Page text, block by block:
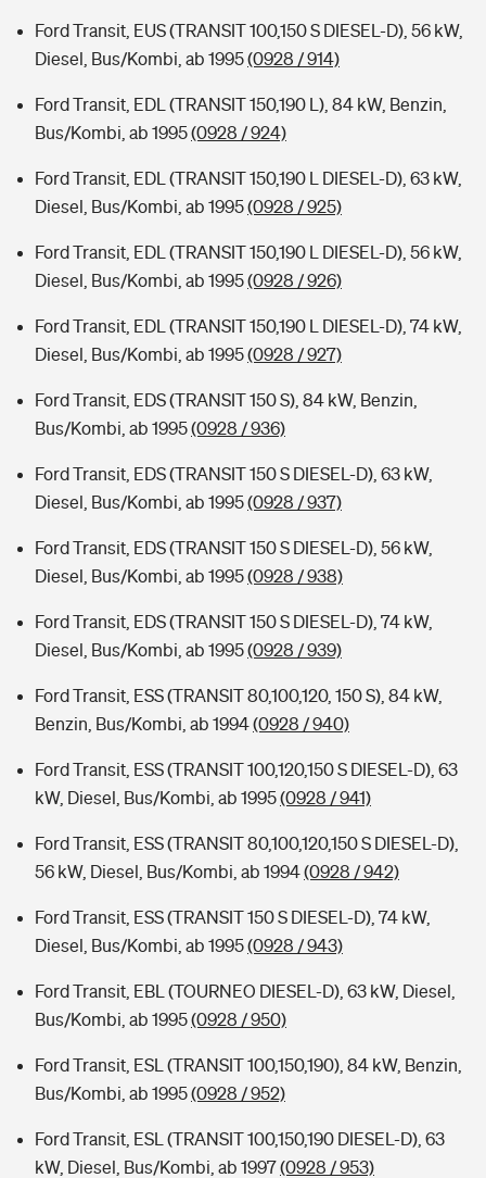
Ford Transit, EUS (TRANSIT 100,150 S DIESEL-D), 56 kW,
Diesel, Bus/Kombi, ab 1995(0928 / 914)
Ford Transit, EDL (TRANSIT 150,190 L), 84 kW, Benzin,
Bus/Kombi, ab 1995(0928 / 924)
Ford Transit, EDL (TRANSIT 150,190 L DIESEL-D), 63 kW,
Diesel, Bus/Kombi, ab 1995(0928 / 925)
Ford Transit, EDL (TRANSIT 150,190 L DIESEL-D), 56 kW,
Diesel, Bus/Kombi, ab 1995(0928 / 926)
Ford Transit, EDL (TRANSIT 150,190 L DIESEL-D), 74 kW,
Diesel, Bus/Kombi, ab 1995(0928 / 927)
Ford Transit, EDS (TRANSIT 150 S), 84 kW, Benzin,
Bus/Kombi, ab 1995(0928 / 936)
Ford Transit, EDS (TRANSIT 150 S DIESEL-D), 63 kW,
Diesel, Bus/Kombi, ab 1995(0928 / 937)
Ford Transit, EDS (TRANSIT 150 S DIESEL-D), 56 kW,
Diesel, Bus/Kombi, ab 1995(0928 / 938)
Ford Transit, EDS (TRANSIT 150 S DIESEL-D), 74 kW,
Diesel, Bus/Kombi, ab 1995(0928 / 939)
Ford Transit, ESS (TRANSIT 80,100,120, 150 S), 84 kW,
Benzin, Bus/Kombi, ab 1994(0928 / 940)
Ford Transit, ESS (TRANSIT 100,120,150 S DIESEL-D), 63
kW, Diesel, Bus/Kombi, ab 1995(0928 / 941)
Ford Transit, ESS (TRANSIT 80,100,120,150 S DIESEL-D),
56 kW, Diesel, Bus/Kombi, ab 1994(0928 / 942)
Ford Transit, ESS (TRANSIT 150 S DIESEL-D), 74 kW,
Diesel, Bus/Kombi, ab 1995(0928 / 943)
Ford Transit, EBL (TOURNEO DIESEL-D), 63 kW, Diesel,
Bus/Kombi, ab 1995(0928 / 950)
Ford Transit, ESL (TRANSIT 100,150,190), 84 kW, Benzin,
Bus/Kombi, ab 1995(0928 / 952)
Ford Transit, ESL (TRANSIT 100,150,190 DIESEL-D), 63
kW, Diesel, Bus/Kombi, ab 1997(0928 / 953)